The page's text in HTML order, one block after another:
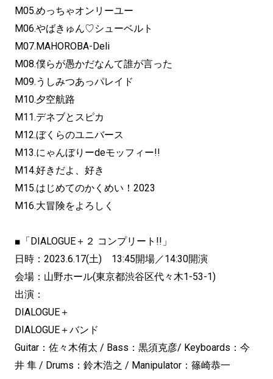
M05.めっちゃオンリーユー
M06.やばきゅん♡シューベルト
M07.MAHOROBA-Deli
M08.僕らが愚かだなんて誰が言った
M09.うしみつあっパレイド
M10.夕空航路
M11.デネブとスピカ
M12.ぼくらのユニバース
M13.にゃんぼりーdeモッフィー!!
M14.好きだよ、好き
M15.はじめてのかくめい！2023
M16.大冒険をよろしく
■「DIALOGUE＋２ コンプリート!!」
日時：2023.6.17(土) 13:45開場／14:30開演
会場：山野ホール(東京都渋谷区代々木1-53-1)
出演：
DIALOGUE＋
DIALOGUE＋バンド
Guitar：佐々木侑太 / Bass：黒須克彦/ Keyboards：今
井 隼 / Drums：鈴木浩之 / Manipulator：篠崎恭一